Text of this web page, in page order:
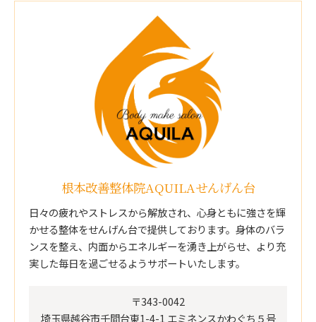
根本改善整体院AQUILAせんげん台
日々の疲れやストレスから解放され、心身ともに強さを輝
かせる整体をせんげん台で提供しております。身体のバラ
ンスを整え、内面からエネルギーを湧き上がらせ、より充
実した毎日を過ごせるようサポートいたします。
〒343-0042
埼玉県越谷市千間台東1-4-1 エミネンスかわぐち５号